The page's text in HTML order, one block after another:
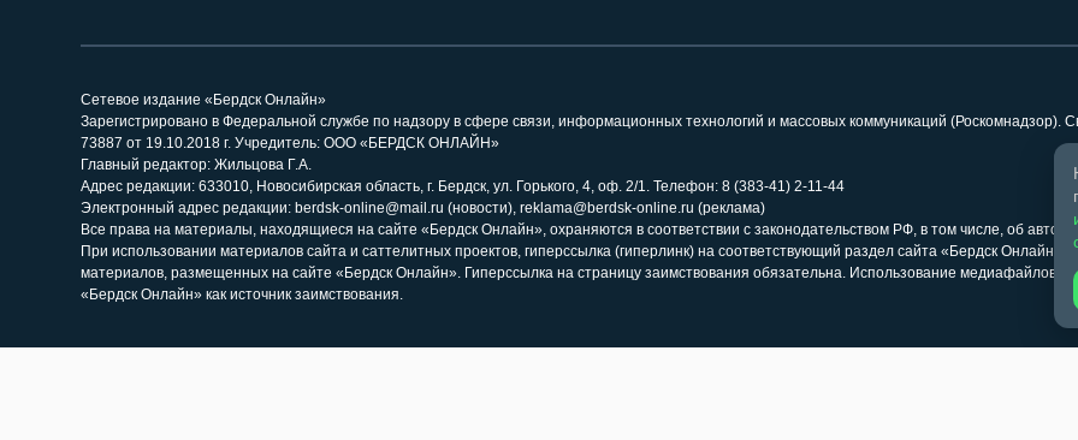
Сетевое издание «Бердск Онлайн»
Зарегистрировано в Федеральной службе по надзору в сфере связи, информационных технологий и массовых коммуникаций
73887 от 19.10.2018 г. Учредитель: ООО «БЕРДСК ОНЛАЙН»
Главный редактор: Жильцова Г.А.
Адрес редакции: 633010, Новосибирская область, г. Бердск, ул. Горького, 4, оф. 2/1. Телефон: 8 (383-41) 2-11-44
Электронный адрес редакции: berdsk-online@mail.ru (новости), reklama@berdsk-online.ru (реклама)
Все права на материалы, находящиеся на сайте «Бердск Онлайн», охраняются в соответствии с законодательством РФ, в том числе, об
При использовании материалов сайта и саттелитных проектов, гиперссылка (гиперлинк) на соответствующий раздел сайта «Бердск Онлайн»
материалов, размещенных на сайте «Бердск Онлайн». Гиперссылка на страницу заимствования обязательна. Использование медиафайлов
«Бердск Онлайн» как источник заимствования.